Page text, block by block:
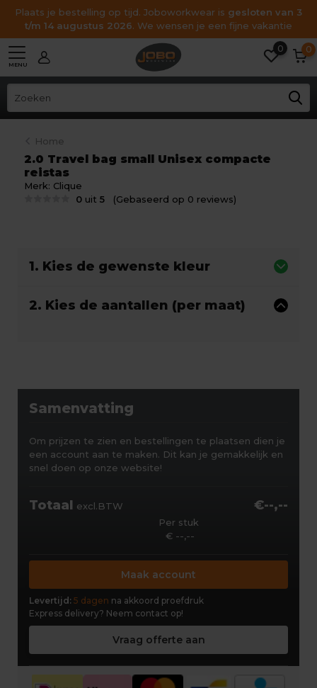
Plaats je bestelling op tijd. Joboworkwear is gesloten van 3
t/m 14 augustus 2026. We wensen je een fijne vakantie
MENU
0 0
Home
2.0 Travel bag small Unisex compacte
reistas
Merk: Clique
0 uit5 (Gebaseerd op 0 reviews)
1. Kies de gewenste kleur
2. Kies de aantallen (per maat)
Samenvatting
Om prijzen te zien en bestellingen te plaatsen dien je
een account aan te maken. Dit kan je gemakkelijk en
snel doen op onze website!
Totaal excl.BTW €--,--
Per stuk
€ --,--
Maak account
Levertijd: 5 dagen na akkoord proefdruk
Express delivery? Neem contact op!
Vraag offerte aan